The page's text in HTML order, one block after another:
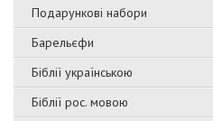
Подарункові набори
Барельєфи
Біблії українською
Біблії рос. мовою